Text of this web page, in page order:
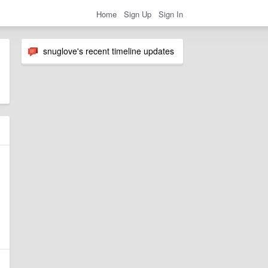
Home Sign Up Sign In
snuglove's recent timeline updates